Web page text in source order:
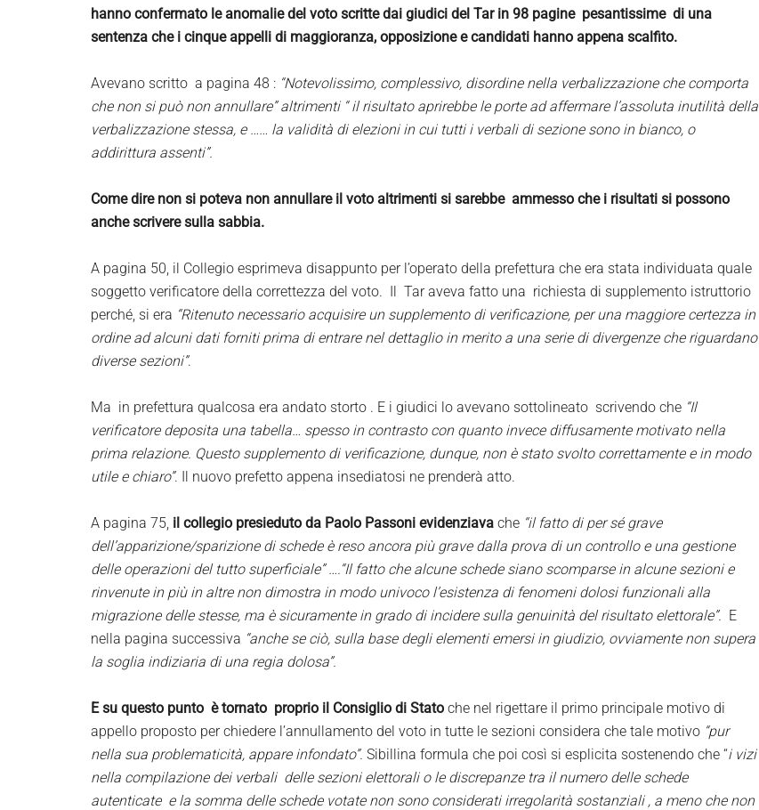
hanno confermato le anomalie del voto scritte dai giudici del Tar in 98 pagine pesantissime di una
sentenza che i cinque appelli di maggioranza, opposizione e candidati hanno appena scalfito.
Avevano scritto a pagina 48 : “Notevolissimo, complessivo, disordine nella verbalizzazione che comporta
che non si può non annullare” altrimenti “ il risultato aprirebbe le porte ad affermare l’assoluta inutilità della
verbalizzazione stessa, e …… la validità di elezioni in cui tutti i verbali di sezione sono in bianco, o
addirittura assenti”.
Come dire non si poteva non annullare il voto altrimenti si sarebbe ammesso che i risultati si possono
anche scrivere sulla sabbia.
A pagina 50, il Collegio esprimeva disappunto per l’operato della prefettura che era stata individuata quale
soggetto verificatore della correttezza del voto. Il Tar aveva fatto una richiesta di supplemento istruttorio
perché, si era “Ritenuto necessario acquisire un supplemento di verificazione, per una maggiore certezza in
ordine ad alcuni dati forniti prima di entrare nel dettaglio in merito a una serie di divergenze che riguardano
diverse sezioni”.
Ma in prefettura qualcosa era andato storto . E i giudici lo avevano sottolineato scrivendo che “Il
verificatore deposita una tabella… spesso in contrasto con quanto invece diffusamente motivato nella
prima relazione. Questo supplemento di verificazione, dunque, non è stato svolto correttamente e in modo
utile e chiaro”. Il nuovo prefetto appena insediatosi ne prenderà atto.
A pagina 75, il collegio presieduto da Paolo Passoni evidenziava che “il fatto di per sé grave
dell’apparizione/sparizione di schede è reso ancora più grave dalla prova di un controllo e una gestione
delle operazioni del tutto superficiale” ….“Il fatto che alcune schede siano scomparse in alcune sezioni e
rinvenute in più in altre non dimostra in modo univoco l’esistenza di fenomeni dolosi funzionali alla
migrazione delle stesse, ma è sicuramente in grado di incidere sulla genuinità del risultato elettorale”. E
nella pagina successiva “anche se ciò, sulla base degli elementi emersi in giudizio, ovviamente non supera
la soglia indiziaria di una regia dolosa”.
E su questo punto è tornato proprio il Consiglio di Stato che nel rigettare il primo principale motivo di
appello proposto per chiedere l’annullamento del voto in tutte le sezioni considera che tale motivo “pur
nella sua problematicità, appare infondato”. Sibillina formula che poi così si esplicita sostenendo che “i vizi
nella compilazione dei verbali delle sezioni elettorali o le discrepanze tra il numero delle schede
autenticate e la somma delle schede votate non sono considerati irregolarità sostanziali , a meno che non